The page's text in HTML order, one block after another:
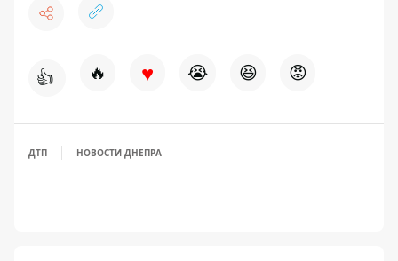
👍 🔥 ♥ 😭 😆 😡
ДТП НОВОСТИ ДНЕПРА